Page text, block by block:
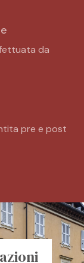
da
pre e post